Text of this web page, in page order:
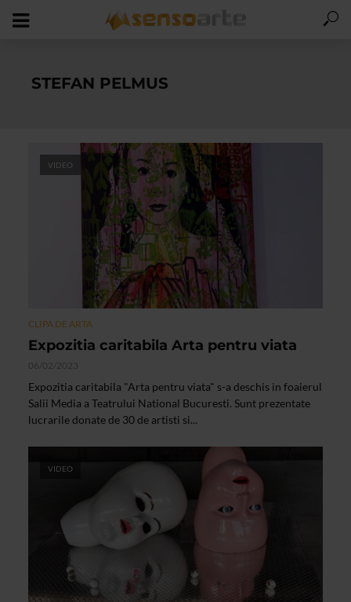
STEFAN PELMUS
VIDEO
CLIPA DE ARTA
Expozitia caritabila Arta pentru viata
06/02/2023
Expozitia caritabila "Arta pentru viata" s-a deschis in foaierul
Salii Media a Teatrului National Bucuresti. Sunt prezentate
lucrarile donate de 30 de artisti si...
VIDEO